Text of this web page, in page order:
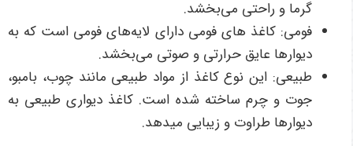
گرما و راحتی می‌بخشد.
فومی: کاغذ های فومی دارای لایه‌های فومی است که به
دیوارها عایق حرارتی و صوتی می‌بخشد.
طبیعی: این نوع کاغذ از مواد طبیعی مانند چوب، بامبو،
جوت و چرم ساخته شده است. کاغذ دیواری طبیعی به
دیوارها طراوت و زیبایی میدهد.